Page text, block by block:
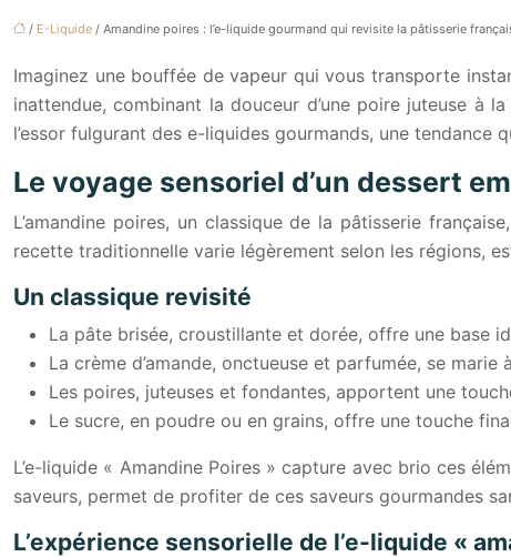
/ E-Liquide / Amandine poires : l’e-liquide gourmand qui revisite la pâtisserie
Imaginez une bouffée de vapeur qui vous transporte
inattendue, combinant la douceur d’une poire juteuse à
l’essor fulgurant des e-liquides gourmands, une
Le voyage sensoriel d’un dessert
L’amandine poires, un classique de la pâtisserie
recette traditionnelle varie légèrement selon les régions,
Un classique revisité
La pâte brisée, croustillante et dorée, offre une base
La crème d’amande, onctueuse et parfumée, se
Les poires, juteuses et fondantes, apportent une
Le sucre, en poudre ou en grains, offre une touche
L’e-liquide « Amandine Poires » capture avec brio ces
saveurs, permet de profiter de ces saveurs gourmandes
L’expérience sensorielle de l’e-liquide «